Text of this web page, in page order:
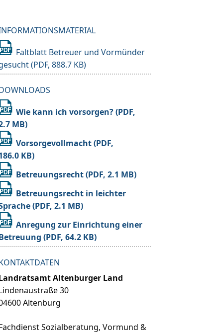
Faltblatt Betreuer und Vormünder
Wie kann ich vorsorgen?
Vorsorgevollmacht
Betreuungsrecht
Betreuungsrecht in leichter
Anregung zur Einrichtung einer
Altenburger Land
30
Altenburg
Sozialberatung, Vormund &